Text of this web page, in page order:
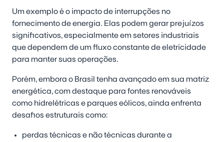
Um exemplo é o impacto de interrupções no
fornecimento de energia. Elas podem gerar prejuízos
significativos, especialmente em setores industriais
que dependem de um fluxo constante de eletricidade
para manter suas operações.
Porém, embora o Brasil tenha avançado em sua matriz
energética, com destaque para fontes renováveis
como hidrelétricas e parques eólicos, ainda enfrenta
desafios estruturais como:
perdas técnicas e não técnicas durante a